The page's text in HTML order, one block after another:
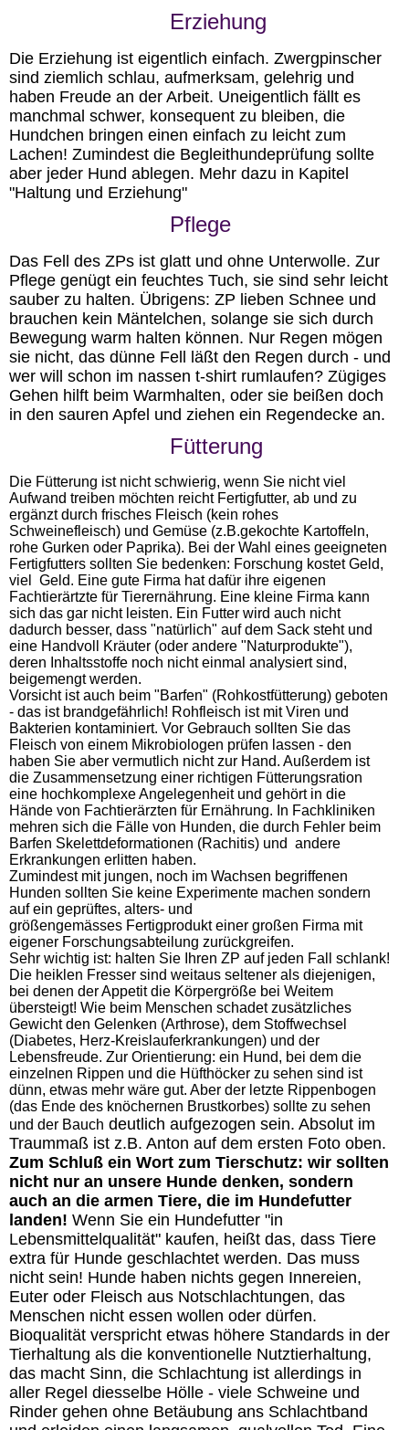
Erziehung
Die Erziehung ist eigentlich einfach. Zwergpinscher
sind ziemlich schlau, aufmerksam, gelehrig und
haben Freude an der Arbeit. Uneigentlich fällt es
manchmal schwer, konsequent zu bleiben, die
Hundchen bringen einen einfach zu leicht zum
Lachen! Zumindest die Begleithundeprüfung sollte
aber jeder Hund ablegen. Mehr dazu in Kapitel
"Haltung und Erziehung"
Pflege
Das Fell des ZPs ist glatt und ohne Unterwolle. Zur
Pflege genügt ein feuchtes Tuch, sie sind sehr leicht
sauber zu halten. Übrigens: ZP lieben Schnee und
brauchen kein Mäntelchen, solange sie sich durch
Bewegung warm halten können. Nur Regen mögen
sie nicht, das dünne Fell läßt den Regen durch - und
wer will schon im nassen t-shirt rumlaufen? Zügiges
Gehen hilft beim Warmhalten, oder sie beißen doch
in den sauren Apfel und ziehen ein Regendecke an.
Fütterung
Die Fütterung ist nicht schwierig, wenn Sie nicht viel
Aufwand treiben möchten reicht Fertigfutter, ab und zu
ergänzt durch frisches Fleisch (kein rohes
Schweinefleisch) und Gemüse (z.B.gekochte Kartoffeln,
rohe Gurken oder Paprika). Bei der Wahl eines geeigneten
Fertigfutters sollten Sie bedenken: Forschung kostet Geld,
viel Geld. Eine gute Firma hat dafür ihre eigenen
Fachtierärtzte für Tierernährung. Eine kleine Firma kann
sich das gar nicht leisten. Ein Futter wird auch nicht
dadurch besser, dass "natürlich" auf dem Sack steht und
eine Handvoll Kräuter (oder andere "Naturprodukte"),
deren Inhaltsstoffe noch nicht einmal analysiert sind,
beigemengt werden.
Vorsicht ist auch beim "Barfen" (Rohkostfütterung) geboten
- das ist brandgefährlich! Rohfleisch ist mit Viren und
Bakterien kontaminiert. Vor Gebrauch sollten Sie das
Fleisch von einem Mikrobiologen prüfen lassen - den
haben Sie aber vermutlich nicht zur Hand. Außerdem ist
die Zusammensetzung einer richtigen Fütterungsration
eine hochkomplexe Angelegenheit und gehört in die
Hände von Fachtierärzten für Ernährung. In Fachkliniken
mehren sich die Fälle von Hunden, die durch Fehler beim
Barfen Skelettdeformationen (Rachitis) und andere
Erkrankungen erlitten haben.
Zumindest mit jungen, noch im Wachsen begriffenen
Hunden sollten Sie keine Experimente machen sondern
auf ein geprüftes, alters- und
größengemässes Fertigprodukt einer großen Firma mit
eigener Forschungsabteilung zurückgreifen.
Sehr wichtig ist: halten Sie Ihren ZP auf jeden Fall schlank!
Die heiklen Fresser sind weitaus seltener als diejenigen,
bei denen der Appetit die Körpergröße bei Weitem
übersteigt! Wie beim Menschen schadet zusätzliches
Gewicht den Gelenken (Arthrose), dem Stoffwechsel
(Diabetes, Herz-Kreislauferkrankungen) und der
Lebensfreude. Zur Orientierung: ein Hund, bei dem die
einzelnen Rippen und die Hüfthöcker zu sehen sind ist
dünn, etwas mehr wäre gut. Aber der letzte Rippenbogen
(das Ende des knöchernen Brustkorbes) sollte zu sehen
und der Bauch deutlich aufgezogen sein. Absolut im
Traummaß ist z.B. Anton auf dem ersten Foto oben.
Zum Schluß ein Wort zum Tierschutz: wir sollten
nicht nur an unsere Hunde denken, sondern
auch an die armen Tiere, die im Hundefutter
landen! Wenn Sie ein Hundefutter "in
Lebensmittelqualität" kaufen, heißt das, dass Tiere
extra für Hunde geschlachtet werden. Das muss
nicht sein! Hunde haben nichts gegen Innereien,
Euter oder Fleisch aus Notschlachtungen, das
Menschen nicht essen wollen oder dürfen.
Bioqualität verspricht etwas höhere Standards in der
Tierhaltung als die konventionelle Nutztierhaltung,
das macht Sinn, die Schlachtung ist allerdings in
aller Regel diesselbe Hölle - viele Schweine und
Rinder gehen ohne Betäubung ans Schlachtband